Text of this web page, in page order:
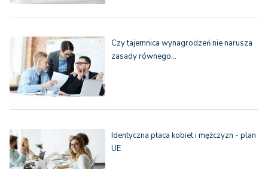
Czy tajemnica wynagrodzeń nie narusza
zasady równego…
Identyczna płaca kobiet i mężczyzn - plan
UE